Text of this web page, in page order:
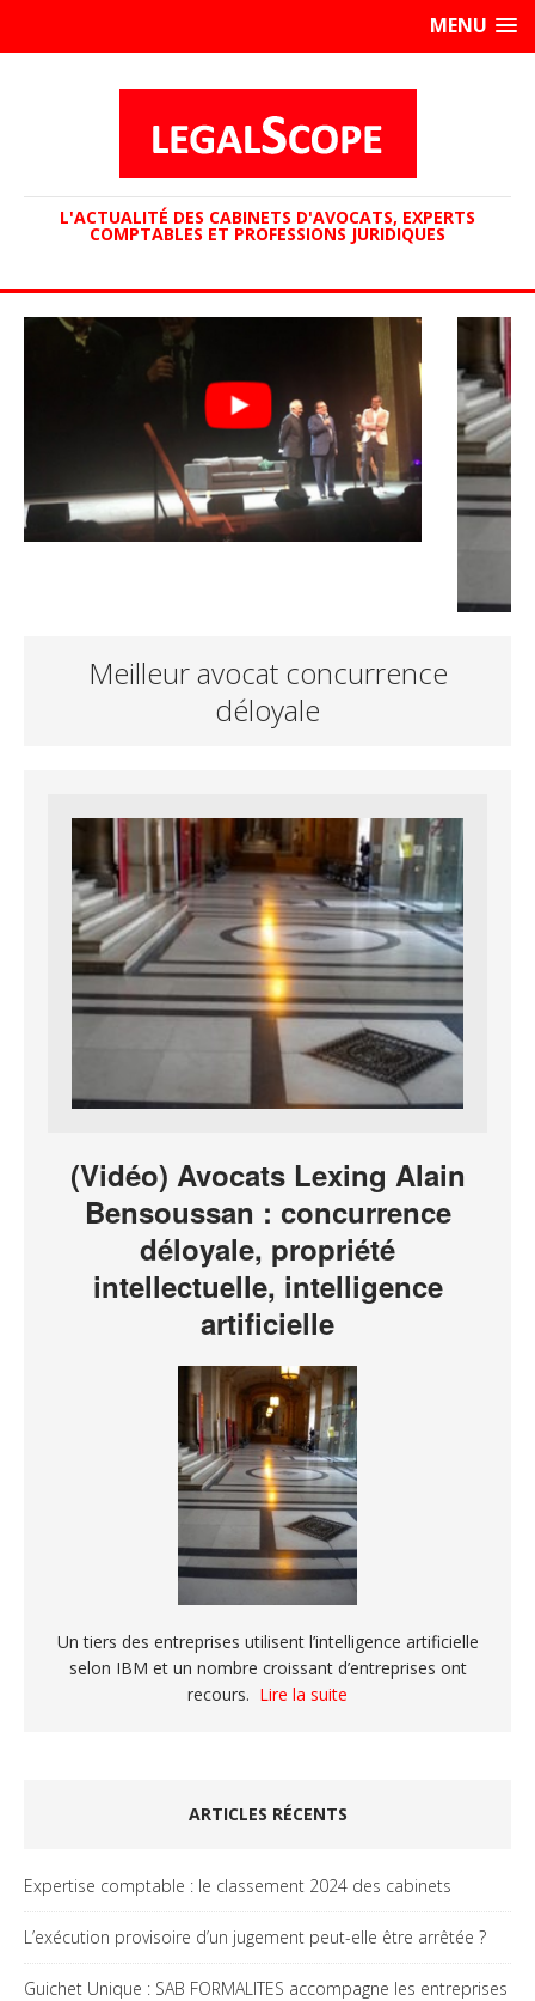
MENU
L'ACTUALITÉ DES CABINETS D'AVOCATS, EXPERTS
COMPTABLES ET PROFESSIONS JURIDIQUES
Meilleur avocat concurrence
déloyale
(Vidéo) Avocats Lexing Alain
Bensoussan : concurrence
déloyale, propriété
intellectuelle, intelligence
artificielle
Un tiers des entreprises utilisent l’intelligence artificielle
selon IBM et un nombre croissant d’entreprises ont
recours. Lire la suite
ARTICLES RÉCENTS
Expertise comptable : le classement 2024 des cabinets
L’exécution provisoire d’un jugement peut-elle être arrêtée ?
Guichet Unique : SAB FORMALITES accompagne les entreprises